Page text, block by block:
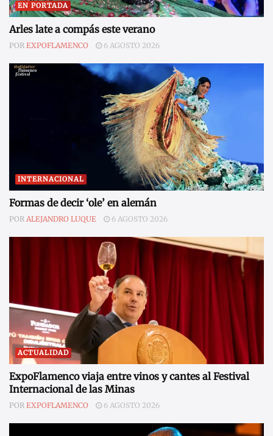
EN PORTADA
Arles late a compás este verano
POR EXPOFLAMENCO 6 AGOSTO 2026
INTERNACIONAL
Formas de decir ‘ole’ en alemán
POR ALEJANDRO LUQUE 6 AGOSTO 2026
ACTUALIDAD
ExpoFlamenco viaja entre vinos y cantes al Festival
Internacional de las Minas
POR EXPOFLAMENCO 6 AGOSTO 2026